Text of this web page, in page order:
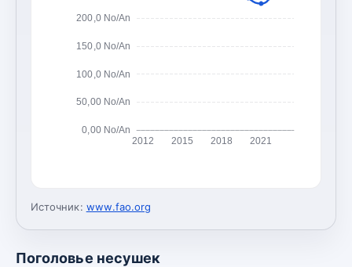
0,00 No/An
50,00 No/An
100,0 No/An
150,0 No/An
200,0 No/An
2012 2015 2018 2021
Источник: www.fao.org
Поголовье несушек